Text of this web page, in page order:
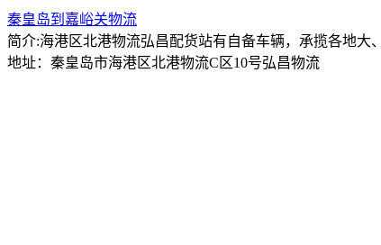
秦皇岛到嘉峪关物流
简介:海港区北港物流弘昌配货站有自备车辆，承揽各地
地址：秦皇岛市海港区北港物流C区10号弘昌物流